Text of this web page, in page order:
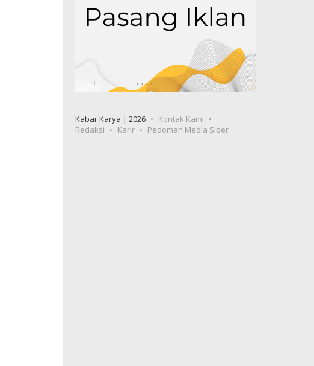
Kabar Karya | 2026
Kontak Kami
Redaksi
Karir Pedoman Media Siber